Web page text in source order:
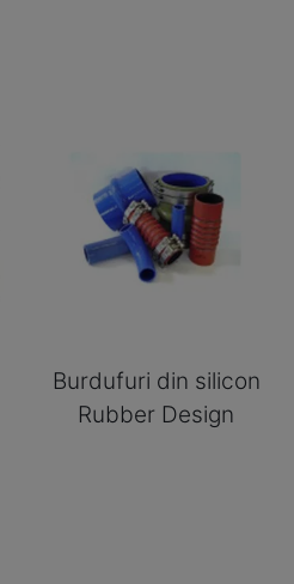
Burdufuri din silicon
Rubber Design